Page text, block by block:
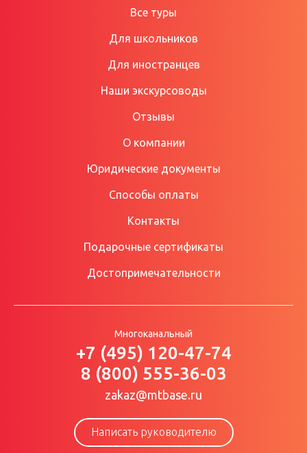
Все туры
Для школьников
Для иностранцев
Наши экскурсоводы
Отзывы
О компании
Юридические документы
Способы оплаты
Контакты
Подарочные сертификаты
Достопримечательности
Многоканальный
+7 (495) 120-47-74
8 (800) 555-36-03
zakaz@mtbase.ru
Написать руководителю